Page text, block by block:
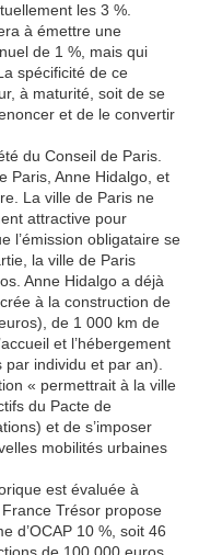
les 3 %.
à émettre une
de 1 %, mais qui
spécificité de ce
à maturité, soit de se
et de le convertir
du Conseil de Paris.
Paris, Anne Hidalgo, et
La ville de Paris ne
attractive pour
l’émission obligataire se
la ville de Paris
Anne Hidalgo a déjà
à la construction de
de 1 000 km de
et l’hébergement
individu et par an).
« permettrait à la ville
du Pacte de
et de s’imposer
mobilités urbaines
est évaluée à
France Trésor propose
d’OCAP 10 %, soit 46